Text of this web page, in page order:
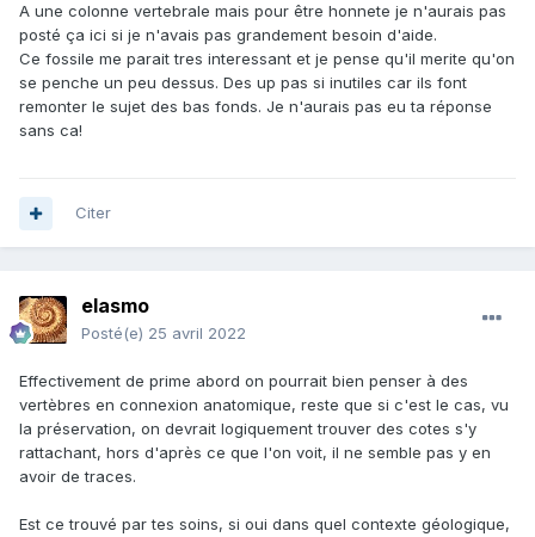
A une colonne vertebrale mais pour être honnete je n'aurais pas
posté ça ici si je n'avais pas grandement besoin d'aide.
Ce fossile me parait tres interessant et je pense qu'il merite qu'on
se penche un peu dessus. Des up pas si inutiles car ils font
remonter le sujet des bas fonds. Je n'aurais pas eu ta réponse
sans ca!
Citer
elasmo
Posté(e) 25 avril 2022
Effectivement de prime abord on pourrait bien penser à des
vertèbres en connexion anatomique, reste que si c'est le cas, vu
la préservation, on devrait logiquement trouver des cotes s'y
rattachant, hors d'après ce que l'on voit, il ne semble pas y en
avoir de traces.
Est ce trouvé par tes soins, si oui dans quel contexte géologique,